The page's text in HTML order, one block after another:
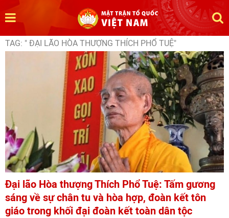
TAG: " ĐẠI LÃO HÒA THƯỢNG THÍCH PHỔ TUỆ"
Đại lão Hòa thượng Thích Phổ Tuệ: Tấm gương
sáng về sự chân tu và hòa hợp, đoàn kết tôn
giáo trong khối đại đoàn kết toàn dân tộc